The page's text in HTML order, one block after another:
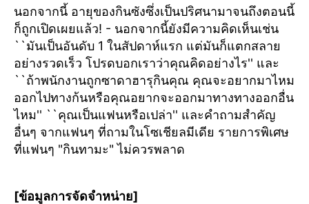
นอกจากนี้ อายุของกินซังซึ่งเป็นปริศนามาจนถึงตอนนี้
ก็ถูกเปิดเผยแล้ว! - นอกจากนี้ยังมีความคิดเห็นเช่น
``มันเป็นอันดับ 1 ในสัปดาห์แรก แต่มันก็แตกสลาย
อย่างรวดเร็ว โปรดบอกเราว่าคุณคิดอย่างไร'' และ
``ถ้าพนักงานถูกซาดาฮารุกินคุณ คุณจะอยากมาไหม
ออกไปทางก้นหรือคุณอยากจะออกมาทางทางออกอื่น
ไหม'' ``คุณเป็นแฟนหรือเปล่า'' และคำถามสำคัญ
อื่นๆ จากแฟนๆ ที่ถามในโซเชียลมีเดีย รายการพิเศษ
ที่แฟนๆ "กินทามะ" ไม่ควรพลาด
[ข้อมูลการจัดจำหน่าย]